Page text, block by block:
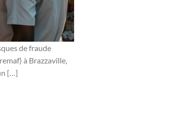
de fraude
à Brazzaville,
[…]